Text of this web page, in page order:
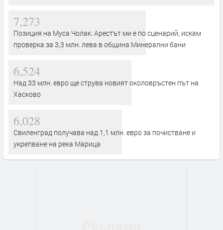
7,273
Позиция на Муса Чолак: Арестът ми е по сценарий, искам
проверка за 3,3 млн. лева в община Минерални бани
6,524
Над 33 млн. евро ще струва новият околовръстен път на
Хасково
6,028
Свиленград получава над 1,1 млн. евро за почистване и
укрепване на река Марица